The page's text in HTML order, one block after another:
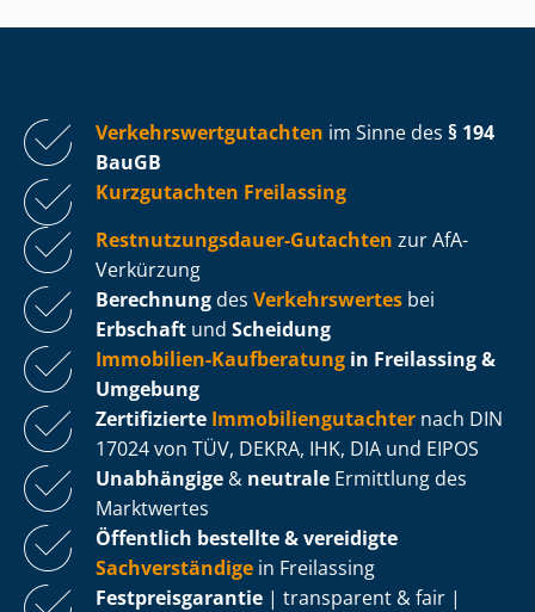
Ver­kehrs­wert­gut­ach­ten im Sinne des § 194
BauGB
Kurzgutachten Freilassing
Rest­nut­zungs­dau­er-Gutachten zur AfA-
Verkürzung
Berechnung des Verkehrswertes bei
Erbschaft und Scheidung
Immobilien-Kaufberatung in Freilassing &
Umgebung
Zertifizierte Im­mo­bi­li­en­gut­ach­ter nach DIN
17024 von TÜV, DEKRA, IHK, DIA und EIPOS
Unabhängige & neutrale Ermittlung des
Marktwertes
Öffentlich bestellte & vereidigte
Sachverständige in Freilassing
Fest­preis­ga­ran­tie | transparent & fair |